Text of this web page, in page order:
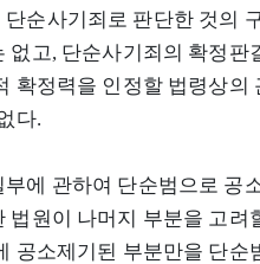
단순사기죄로 판단한 것의
없고, 단순사기죄의 확정판
확정력을 인정할 법령상의
다.
부에 관하여 단순범으로 공
법원이 나머지 부분을 고려
공소제기된 부분만을 단순